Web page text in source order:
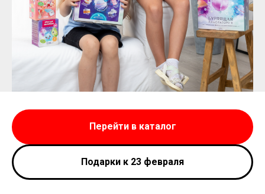
Перейти в каталог
Подарки к 23 февраля